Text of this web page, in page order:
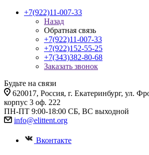
+7(922)11-007-33
Назад
Обратная связь
+7(922)11-007-33
+7(922)152-55-25
+7(343)382-80-68
Заказать звонок
Будьте на связи
620017, Россия, г. Екатеринбург, ул.
корпус 3 оф. 222
ПН-ПТ 9:00-18:00 СБ, ВС выходной
info@elittent.org
Вконтакте